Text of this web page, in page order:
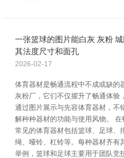
一张篮球的图片能白灰 灰粉
其法度尺寸和面孔
2026-02-17
体育器材是畅通流程中不成或缺的
灰粉厂，它们不仅擢升了畅通体验
通过图片展示与先容体育器材，不
解种种器材的功能与使用风物。 在
常见的体育器材包括篮球、足球、
绳、哑铃、杠铃等。每种器材齐有
举例，篮球和足球主要用于团队竞